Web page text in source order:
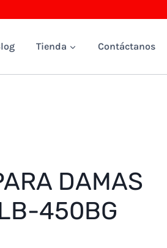
Tienda Contáctanos
DAMAS
450BG